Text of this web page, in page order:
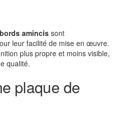
amincis sont
leur facilité de mise en œuvre.
plus propre et moins visible,
qualité.
plaque de